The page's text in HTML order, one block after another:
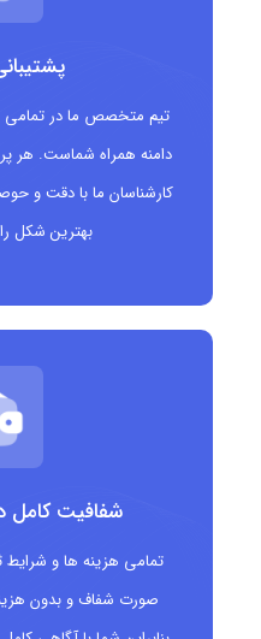
امکان ثبت نام‌های کوتاه و
جذب مخاطبان هدفمند در
مناسب برای آژانس‌های
مناسب چه کسانی است؟
آژانس‌های مسافرتی و گردشگری
ایرلاین‌ها و شرکت‌های
وب‌سایت‌های رزرو بلیت هواپیما
بلاگرها و وب‌سایت‌های حوزه
ارائه‌دهندگان خدمات اطلاعات
تیم متخصص ما در تمامی
دامنه همراه شماست. هر
کارشناسان ما با دقت و
بهترین شکل
شفافیت کامل
تمامی هزینه ها و شرایط
صورت شفاف و بدون